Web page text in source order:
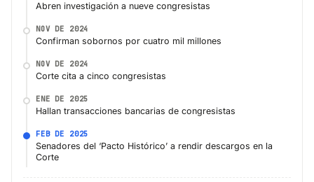
Abren investigación a nueve congresistas
NOV DE 2024
Confirman sobornos por cuatro mil millones
NOV DE 2024
Corte cita a cinco congresistas
ENE DE 2025
Hallan transacciones bancarias de congresistas
FEB DE 2025
Senadores del ‘Pacto Histórico’ a rendir descargos en la
Corte